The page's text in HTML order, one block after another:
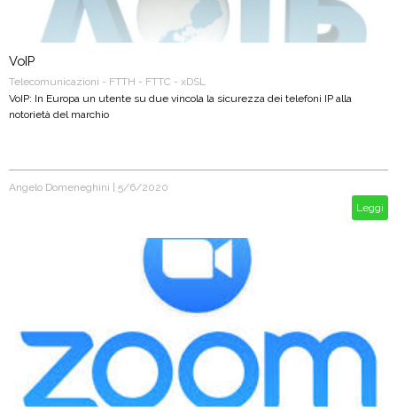
VoIP
Telecomunicazioni - FTTH - FTTC - xDSL
VoIP: In Europa un utente su due vincola la sicurezza dei telefoni IP alla
notorietà del marchio
Angelo Domeneghini
5/6/2020
Leggi